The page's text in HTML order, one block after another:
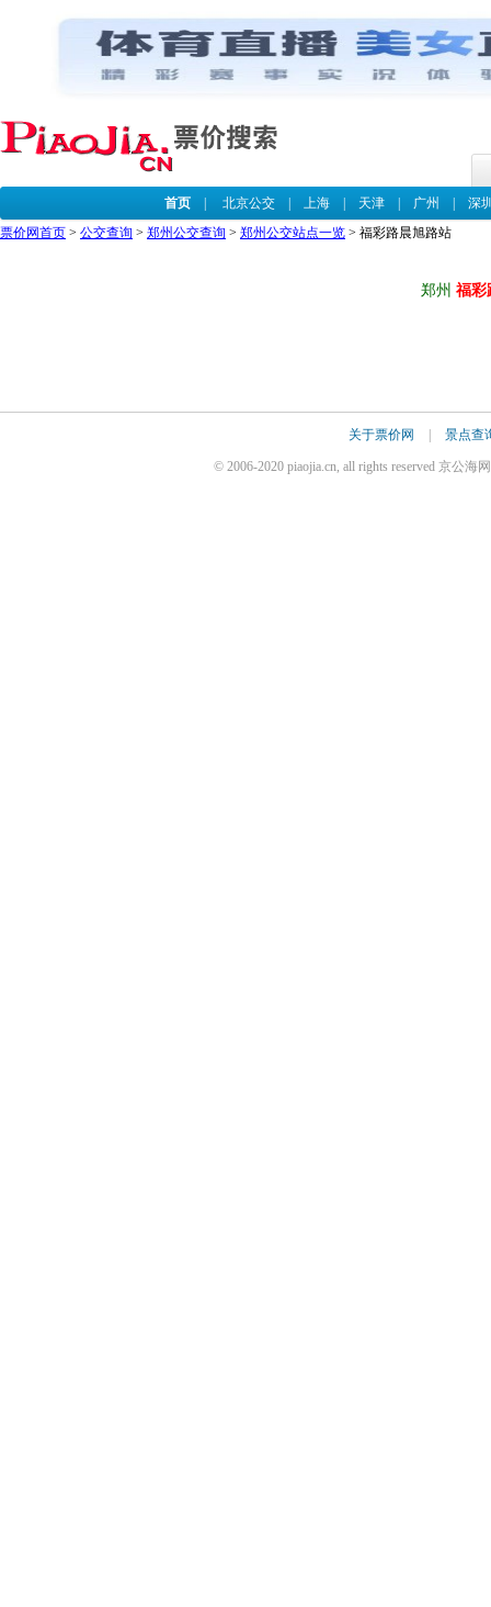
首页| 北京公交| 上海| 天津| 广州
深
票价网首页 > 公交查询 > 郑州公交查询 > 郑州公交站点一览 > 福彩路晨旭路站
郑州 福彩
关于票价网 | 景点查
© 2006-2020 piaojia.cn, all rights reserved 京公海